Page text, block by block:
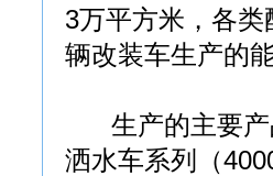
3万平方米，各
辆改装车生产的
生产的主要产
洒水车系列（